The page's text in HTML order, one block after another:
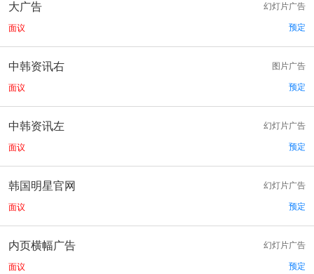
幻灯片广告
大广告
预定
面议
图片广告
中韩资讯右
预定
面议
幻灯片广告
中韩资讯左
预定
面议
幻灯片广告
韩国明星官网
预定
面议
幻灯片广告
内页横幅广告
预定
面议